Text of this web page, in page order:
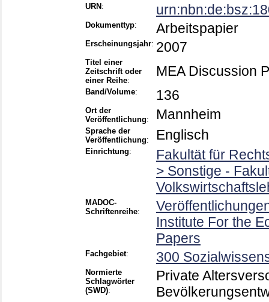
URN :
Dokumenttyp: Arbeitspapier
Erscheinungsjahr: 2007
Titel einer
Zeitschrift oder
einer Reihe:
MEA Discussion
Band/Volume: 136
Ort der
Veröffentlichung: Mannheim
Sprache der
Veröffentlichung: Englisch
Einrichtung:
Fakultät für
> Sonstige -
MADOC-
Schriftenreihe:
Institute For the
Papers
Fachgebiet: 300
Normierte
Schlagwörter
(SWD):
Private